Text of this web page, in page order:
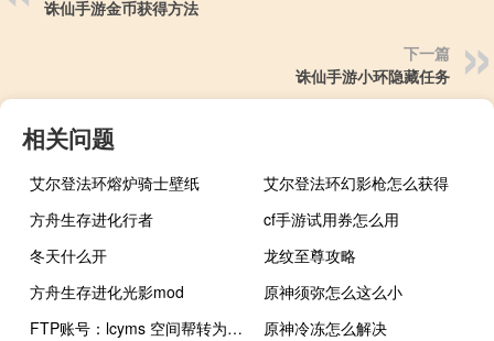
诛仙手游金币获得方法
下一篇
诛仙手游小环隐藏任务
相关问题
艾尔登法环熔炉骑士壁纸
艾尔登法环幻影枪怎么获得
方舟生存进化行者
cf手游试用券怎么用
冬天什么开
龙纹至尊攻略
方舟生存进化光影mod
原神须弥怎么这么小
FTP账号：lcyms 空间帮转为windows
原神冷冻怎么解决